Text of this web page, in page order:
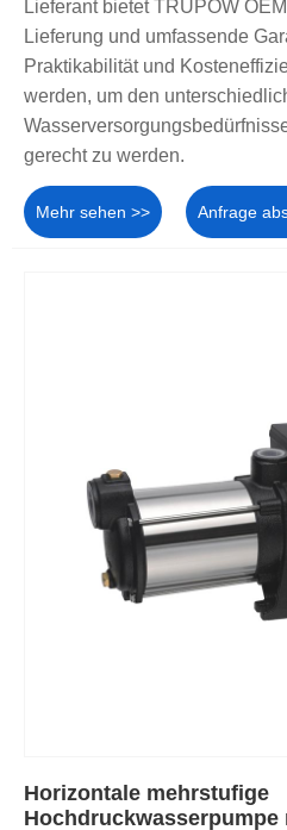
Lieferant bietet TRUPOW
Lieferung und umfassende
Praktikabilität und
werden, um den
gerecht zu werden.
Mehr sehen >> Anfrage
Horizontale mehrstufige
Hochdruckwasserpumpe